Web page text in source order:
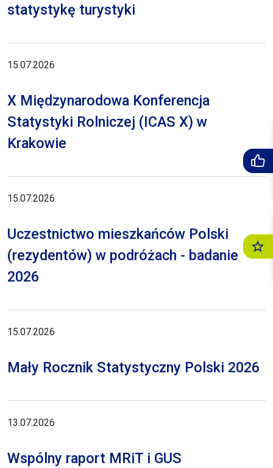
statystykę turystyki
15.07.2026
X Międzynarodowa Konferencja
Statystyki Rolniczej (ICAS X) w
Krakowie
15.07.2026
Uczestnictwo mieszkańców Polski
(rezydentów) w podróżach - badanie
2026
15.07.2026
Mały Rocznik Statystyczny Polski 2026
13.07.2026
Wspólny raport MRiT i GUS